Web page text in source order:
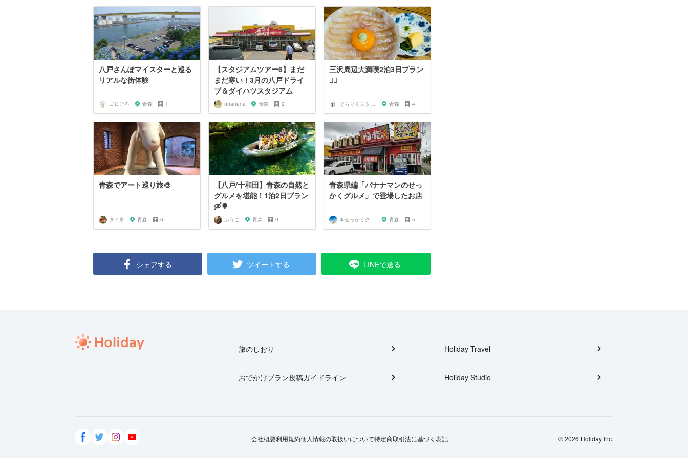
八戸さんぽマイスターと巡る
リアルな街体験
ゴロごろ 青森 1
【スタジアムツアー6】まだ
まだ寒い！3月の八戸ドライ
ブ＆ダイハツスタジアム
unanana 青森 2
三沢周辺大満喫2泊3日プラン
🙆‍♀️
そらりくスタッフ 青森 4
青森でアート巡り旅🎨
タイ米 青森 6
【八戸/十和田】青森の自然と
グルメを堪能！1泊2日プラン
🛶🌳
ふうこ 青森 0
青森県編「バナナマンのせっ
かくグルメ」で登場したお店
🍌せっかくグルメまにあ🍌 青森 5
シェアする ツイートする LINEで送る
旅のしおり
おでかけプラン投稿ガイドライン
Holiday Travel
Holiday Studio
会社概要利用規約個人情報の取扱いについて特定商取引法に基づく表記 © 2026 Holiday Inc.